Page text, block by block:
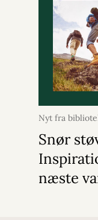
Nyt fra
2026
Snør
næste